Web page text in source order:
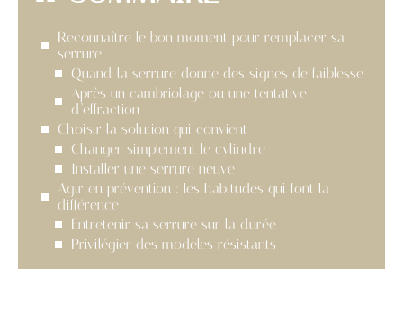
Reconnaître le bon moment pour remplacer sa
serrure
Quand la serrure donne des signes de faiblesse
Après un cambriolage ou une tentative
d’effraction
Choisir la solution qui convient
Changer simplement le cylindre
Installer une serrure neuve
Agir en prévention : les habitudes qui font la
différence
Entretenir sa serrure sur la durée
Privilégier des modèles résistants